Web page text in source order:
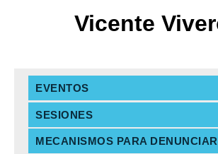
Vicente
EVENTOS
SESIONES
MECANISMOS PARA DENUNCIAR